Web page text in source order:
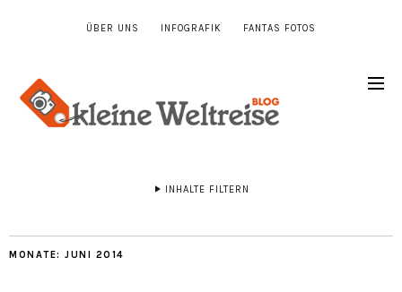
ÜBER UNS INFOGRAFIK FANTAS FOTOS
INHALTE FILTERN
MONATE: JUNI 2014